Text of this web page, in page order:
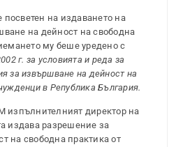
посветен на издаването на
на дейност на свободна
му беше уредено с
г. за условията и реда за
за извършване на дейност на
в Република България.
изпълнителният директор на
издава разрешение за
на свободна практика от